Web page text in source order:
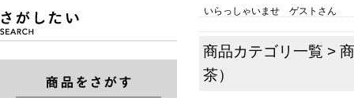
いらっしゃいませ ゲストさん
商品カテゴリ一覧 >
茶）